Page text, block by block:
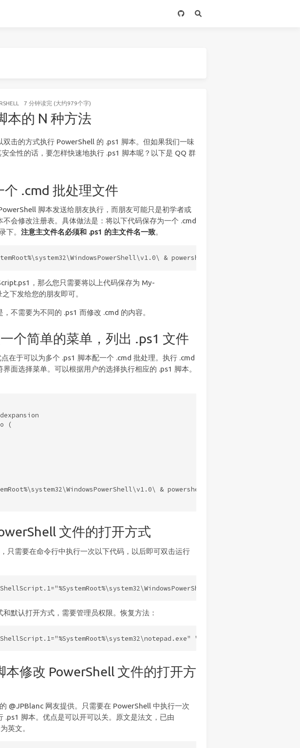
7 分钟读完 (大约979个字)
本的 N 种方法
双击的方式执行 PowerShell 的 .ps1 脚本。但如果我们一味
全性的话，要怎样快速地执行 .ps1 脚本呢？以下是 QQ 群
个 .cmd 批处理文件
脚本发送给朋友执行，而朋友可能只是初学者或
会修改注册表。具体做法是：将以下代码保存为一个 .cmd
下。 注意主文件名必须和 .ps1 的主文件名一致。
，那么您只需要将以上代码保存为 My-
下发给您的朋友即可。
不需要为不同的 .ps1 而修改 .cmd 的内容。
个简单的菜单，列出 .ps1 文件
在于可以为多个 .ps1 脚本配一个 .cmd 批处理。执行 .cmd
面选择菜单。可以根据用户的选择执行相应的 .ps1 脚本。
(
& powershell -ExecutionPolicy
文件的打开方式
只需要在命令行中执行一次以下代码，以后即可双击运行
默认打开方式，需要管理员权限。恢复方法：
本修改 PowerShell 文件的打开方
@JPBlanc 网友提供。只需要在 PowerShell 中执行一次
.ps1 脚本。优点是可以开可以关。原文是法文，已由
英文。